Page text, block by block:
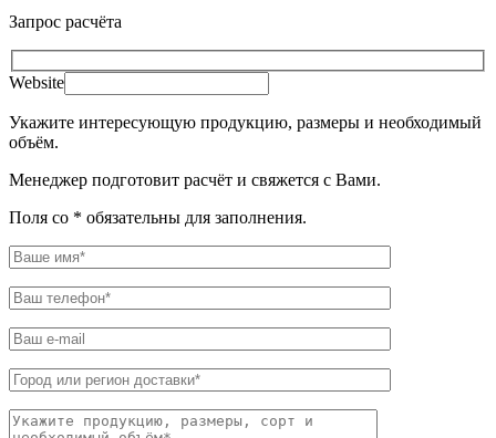
Запрос расчёта
Website
Укажите интересующую продукцию, размеры и необходимый
объём.
Менеджер подготовит расчёт и свяжется с Вами.
Поля со * обязательны для заполнения.